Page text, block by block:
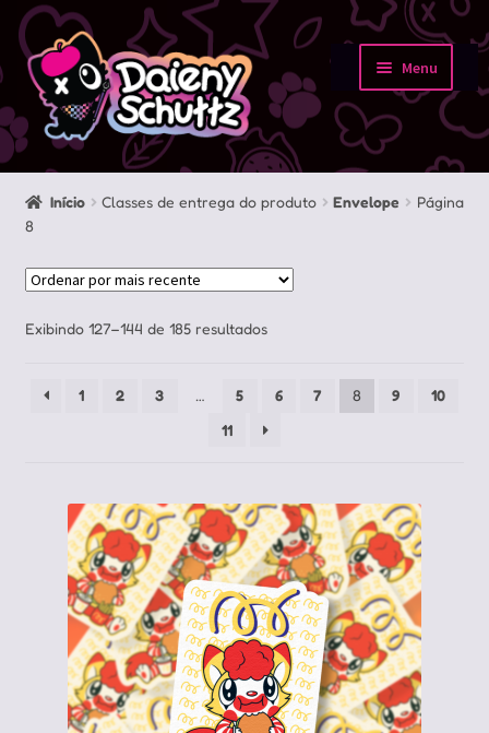
Pular
para
navegação
Pular
para
conteúdo
Menu
Início
Loja
Contato
Início Classes de entrega do produto Envelope
Página
8
Exibindo 127–144 de 185 resultadosClassificado
recente
1 2 3 … 5 6 7 8 9
10
11